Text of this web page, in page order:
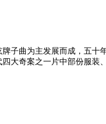
子曲为主发展而成，五
大奇案之一片中部份服装